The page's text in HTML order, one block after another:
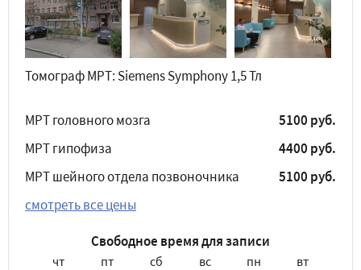
Томограф МРТ: Siemens Symphony 1,5 Тл
МРТ головного мозга
5100 руб.
МРТ гипофиза
4400 руб.
МРТ шейного отдела позвоночника
5100 руб.
смотреть все цены
Свободное время для записи
чт
пт
сб
вс
пн
вт